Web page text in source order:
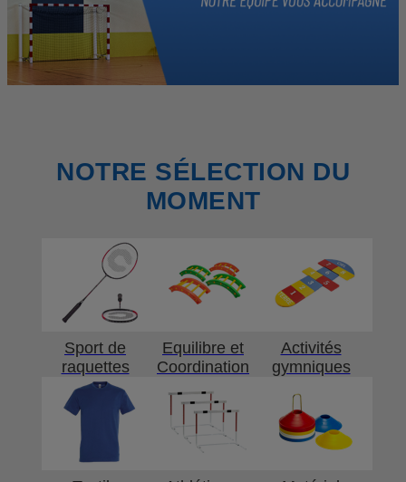
NOTRE SÉLECTION DU
MOMENT
Sport de
raquettes
Equilibre et
Coordination
Activités
gymniques